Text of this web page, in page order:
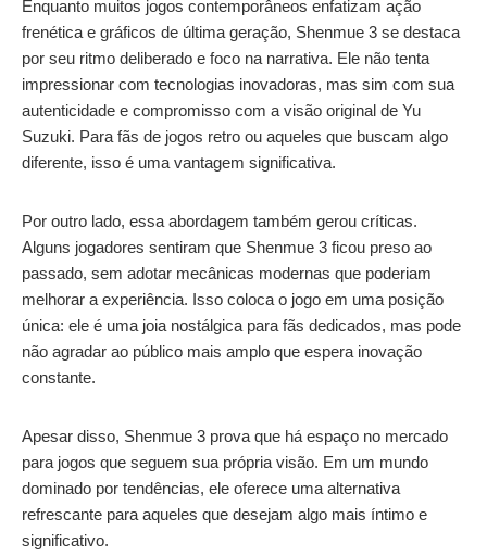
Enquanto muitos jogos contemporâneos enfatizam ação
frenética e gráficos de última geração, Shenmue 3 se destaca
por seu ritmo deliberado e foco na narrativa. Ele não tenta
impressionar com tecnologias inovadoras, mas sim com sua
autenticidade e compromisso com a visão original de Yu
Suzuki. Para fãs de jogos retro ou aqueles que buscam algo
diferente, isso é uma vantagem significativa.
Por outro lado, essa abordagem também gerou críticas.
Alguns jogadores sentiram que Shenmue 3 ficou preso ao
passado, sem adotar mecânicas modernas que poderiam
melhorar a experiência. Isso coloca o jogo em uma posição
única: ele é uma joia nostálgica para fãs dedicados, mas pode
não agradar ao público mais amplo que espera inovação
constante.
Apesar disso, Shenmue 3 prova que há espaço no mercado
para jogos que seguem sua própria visão. Em um mundo
dominado por tendências, ele oferece uma alternativa
refrescante para aqueles que desejam algo mais íntimo e
significativo.